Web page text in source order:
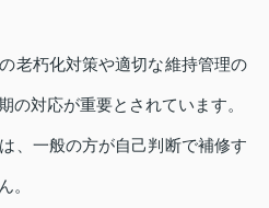
老朽化対策や適切な維持管理の
の対応が重要とされています。
、一般の方が自己判断で補修す
。